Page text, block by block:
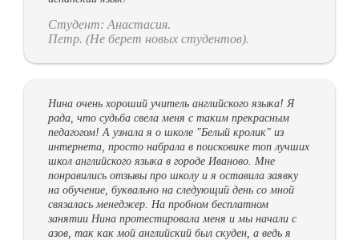
Студент: Анастасия.
Петр. (Не берет новых студентов).
Нина очень хороший учитель английского языка! Я
рада, что судьба свела меня с таким прекрасным
педагогом! А узнала я о школе "Белый кролик" из
интернета, просто набрала в поисковике топ лучших
школ английского языка в городе Иваново. Мне
понравились отзывы про школу и я оставила заявку
на обучение, буквально на следующий день со мной
связалась менеджер. На пробном бесплатном
занятии Нина протестировала меня и мы начали с
азов, так как мой английский был скуден, а ведь я